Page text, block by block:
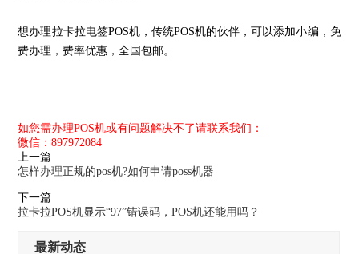
想办理拉卡拉电签POS机，传统POS机的伙伴，可以添加小编，免
费办理，费率优惠，全国包邮。
如您需办理POS机或有问题解决不了请联系我们：
微信：897972084
上一篇
怎样办理正规的pos机?如何申请poss机器
下一篇
拉卡拉POS机显示“97”错误码，POS机还能用吗？
最新动态